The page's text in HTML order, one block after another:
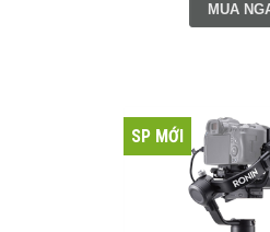
MUA
SP MỚI